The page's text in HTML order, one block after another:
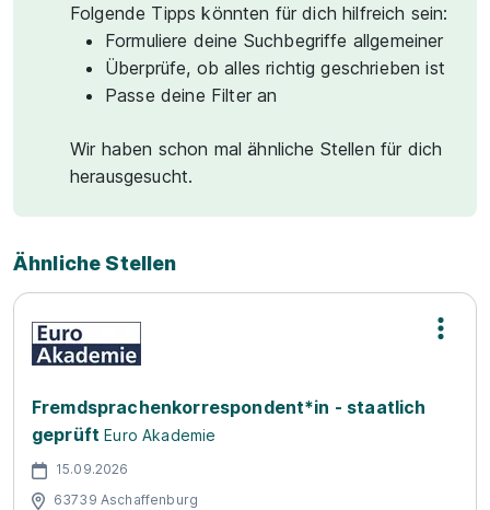
Folgende Tipps könnten für dich hilfreich sein:
Formuliere deine Suchbegriffe allgemeiner
Überprüfe, ob alles richtig geschrieben ist
Passe deine Filter an
Wir haben schon mal ähnliche Stellen für dich
herausgesucht.
Ähnliche Stellen
Fremdsprachenkorrespondent*in - staatlich
geprüft Euro Akademie
15.09.2026
63739 Aschaffenburg